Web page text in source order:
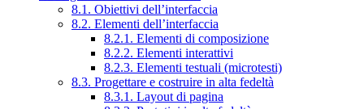
8.1. Obiettivi dell’interfaccia
8.2. Elementi dell’interfaccia
8.2.1. Elementi di composizione
8.2.2. Elementi interattivi
8.2.3. Elementi testuali (microtesti)
8.3. Progettare e costruire in alta fedeltà
8.3.1. Layout di pagina